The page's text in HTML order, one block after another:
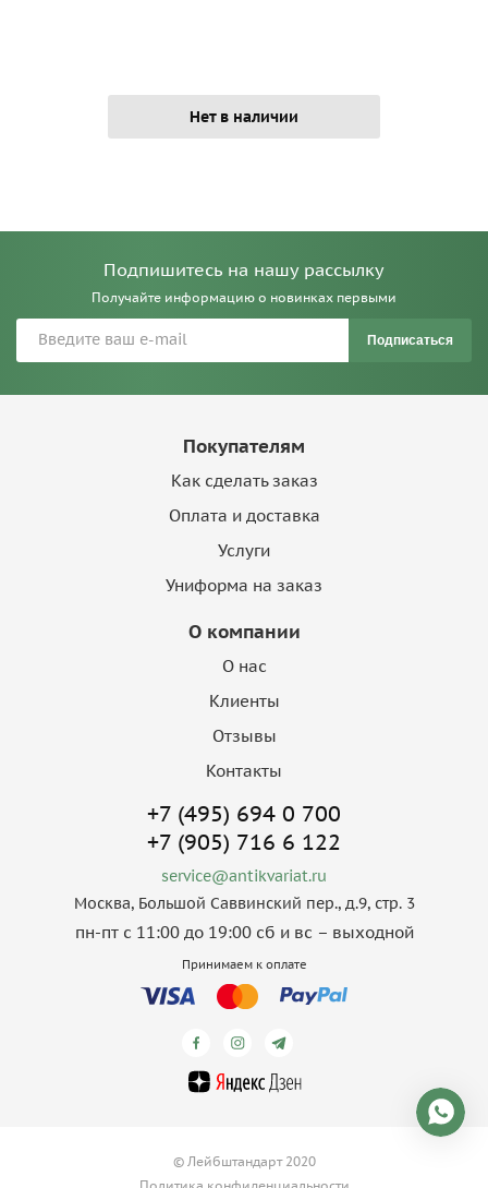
Нет в наличии
Подпишитесь на нашу рассылку
Получайте информацию о новинках первыми
Подписаться
Покупателям
Как сделать заказ
Оплата и доставка
Услуги
Униформа на заказ
О компании
О нас
Клиенты
Отзывы
Контакты
+7 (495) 694 0 700
+7 (905) 716 6 122
service@antikvariat.ru
Москва, Большой Саввинский пер., д.9, стр. 3
пн-пт с 11:00 до 19:00 сб и вс – выходной
Принимаем к оплате
© Лейбштандарт 2020